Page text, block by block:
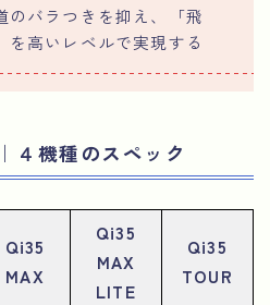
のバラつきを抑え、「飛
を高いレベルで実現する
４機種のスペック
Qi35
MAX
Qi35
MAX
LITE
Qi35
TOUR